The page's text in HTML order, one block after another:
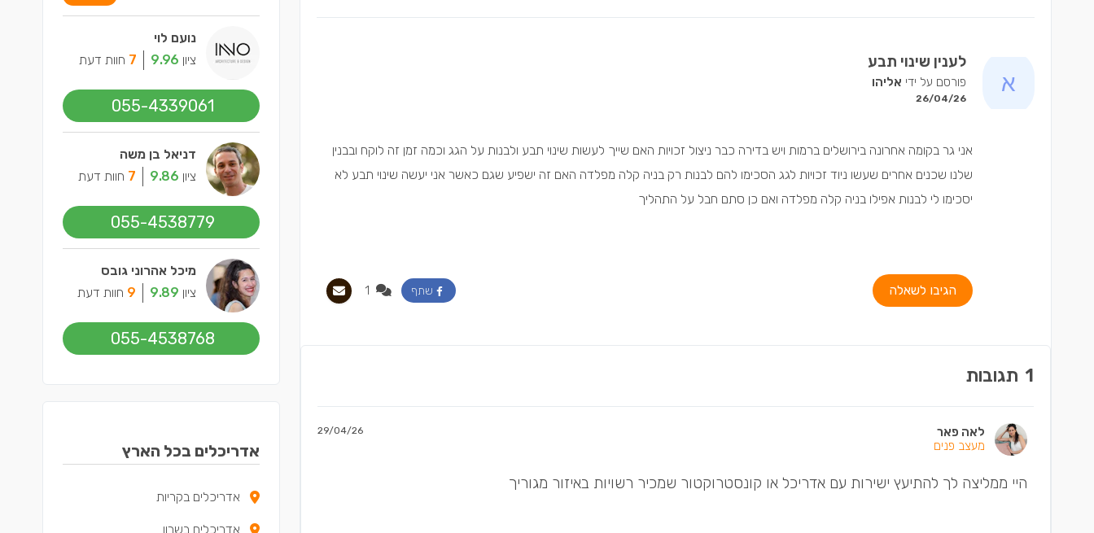
לענין שינוי תבע
פורסם על ידי אליהו
26/04/26
אני גר בקומה אחרונה בירושלים ברמות ויש בדירה כבר ניצול זכויות האם שייך לעשות שינוי תבע ולבנות על הגג וכמה זמן זה לוקח ובבנין
שלנו שכנים אחרים שעשו ניוד זכויות לגג הסכימו להם לבנות רק בניה קלה מפלדה האם זה ישפיע שגם כאשר אני יעשה שינוי תבע לא
יסכימו לי לבנות אפילו בניה קלה מפלדה ואם כן סתם חבל על התהליך
הגיבו לשאלה שתף
1 תגובות
לאה פאר
מעצב פנים
29/04/26
היי ממליצה לך להתיעץ ישירות עם אדריכל או קונסטרוקטור שמכיר רשויות באיזור מגוריך
נועם לוי
ציון 9.96
7 חוות דעת
055-4339061
דניאל בן משה
ציון 9.86
7 חוות דעת
055-4538779
מיכל אהרוני גובס
ציון 9.89
9 חוות דעת
055-4538768
אדריכלים בכל הארץ
אדריכלים בקריות
אדריכלים בשרון